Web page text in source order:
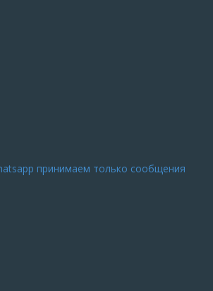
принимаем только сообщения